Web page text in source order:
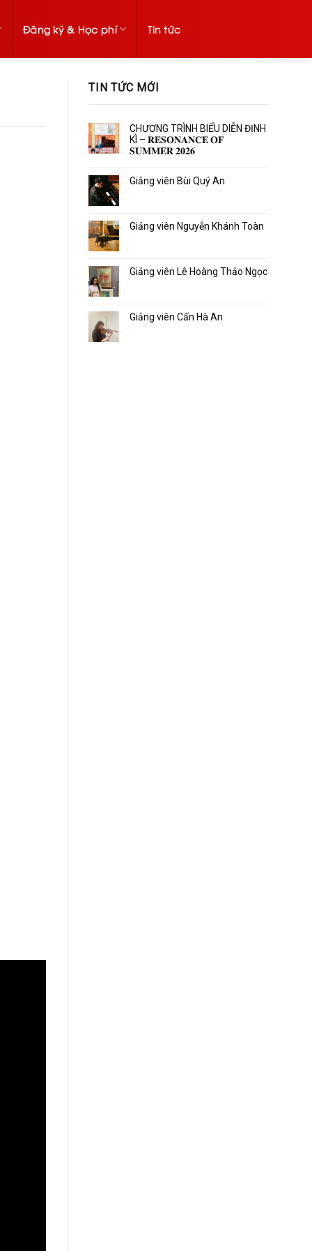
Đăng ký & Học phí Tin tức
TIN TỨC MỚI
CHƯƠNG TRÌNH BIỂU DIỄN ĐỊNH
KÌ – 𝐑𝐄𝐒𝐎𝐍𝐀𝐍𝐂𝐄 𝐎𝐅
𝐒𝐔𝐌𝐌𝐄𝐑 𝟐𝟎𝟐𝟔
Giảng viên Bùi Quý An
Giảng viên Nguyễn Khánh Toàn
Giảng viên Lê Hoàng Thảo Ngọc
Giảng viên Cấn Hà An